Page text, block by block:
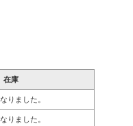
在庫
りました。
りました。